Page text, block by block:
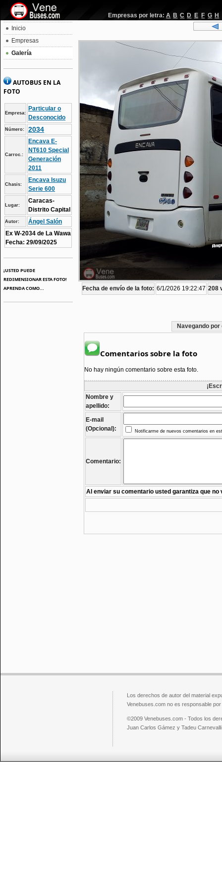
Empresas por letra: A B C D E F G H
Inicio
Empresas
Galería
AUTOBUS EN LA
FOTO
Empresa:
Particular o
Desconocido
Número: 2034
Carroc.:
Encava E-
NT610 Special
Generación
2011
Chasis:
Encava Isuzu
Serie 600
Lugar:
Caracas-
Distrito Capital
Autor:
Ángel Salón
Ex W-2034 de La Wawa
Fecha: 29/09/2025
¡USTED PUEDE
REDIMENSIONAR ESTA FOTO!
APRENDA COMO...
Fecha de envío de la foto: 6/1/2026 19:22:47 208
Navegando
Comentarios sobre la foto
No hay ningún comentario sobre esta foto.
Nombre y
apellido:
E-mail
(Opcional):
Notificarme de nuevos comentarios en
Comentario:
Al enviar su comentario usted garantiza que no
Los derechos de autor del material
Venebuses.com no es responsable
©2009 Venebuses.com - Todos los
Juan Carlos Gámez y Tadeu Carnevalli